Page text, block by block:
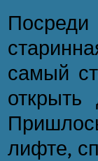
самый
лифте,